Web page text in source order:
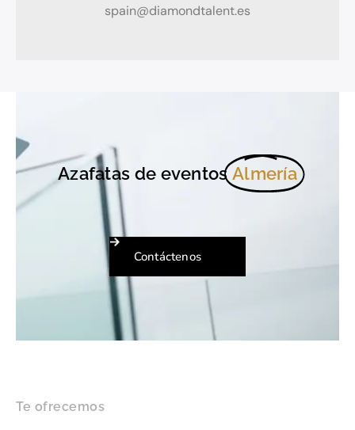
spain@diamondtalent.es
Azafatas de eventos Almería
Contáctenos
Te ofrecemos